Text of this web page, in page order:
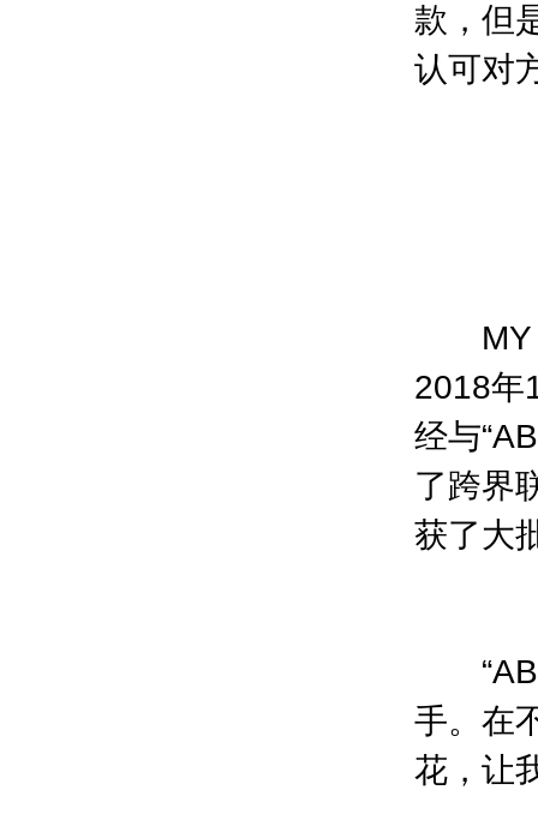
款，但
认可
MY
2018年
经与
了跨界
获了大
手。在
花，让